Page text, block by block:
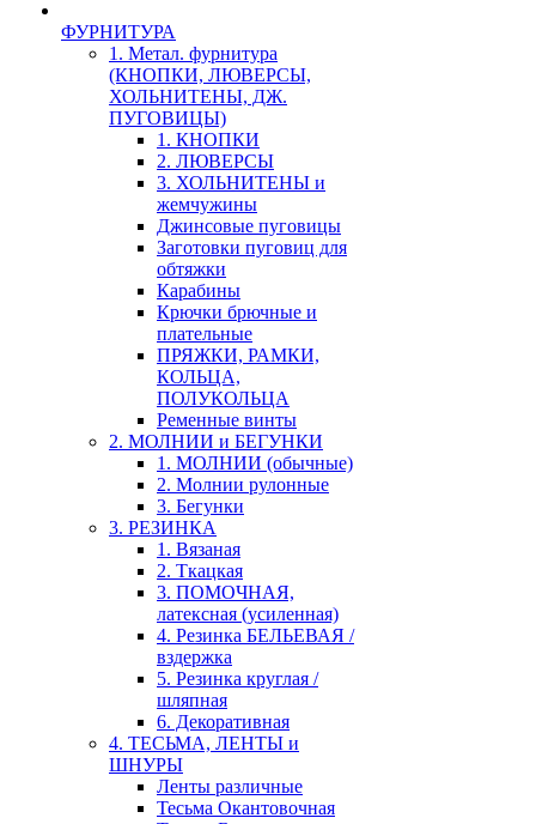
ФУРНИТУРА
1. Метал. фурнитура
(КНОПКИ, ЛЮВЕРСЫ,
ХОЛЬНИТЕНЫ, ДЖ.
ПУГОВИЦЫ)
1. КНОПКИ
2. ЛЮВЕРСЫ
3. ХОЛЬНИТЕНЫ и
жемчужины
Джинсовые пуговицы
Заготовки пуговиц для
обтяжки
Карабины
Крючки брючные и
плательные
ПРЯЖКИ, РАМКИ,
КОЛЬЦА,
ПОЛУКОЛЬЦА
Ременные винты
2. МОЛНИИ и БЕГУНКИ
1. МОЛНИИ (обычные)
2. Молнии рулонные
3. Бегунки
3. РЕЗИНКА
1. Вязаная
2. Ткацкая
3. ПОМОЧНАЯ,
латексная (усиленная)
4. Резинка БЕЛЬЕВАЯ /
вздержка
5. Резинка круглая /
шляпная
6. Декоративная
4. ТЕСЬМА, ЛЕНТЫ и
ШНУРЫ
Ленты различные
Тесьма Окантовочная